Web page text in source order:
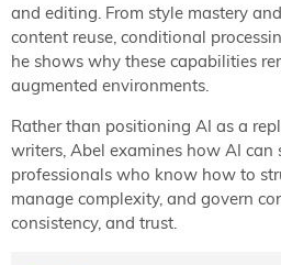
and editing. From style mastery
content reuse, conditional
he shows why these capabilities
augmented environments.
Rather than positioning AI as a
writers, Abel examines how AI
professionals who know how to
manage complexity, and govern
consistency, and trust.